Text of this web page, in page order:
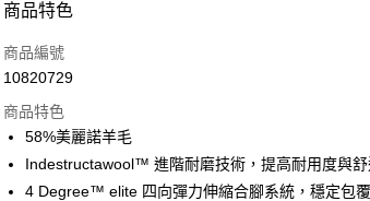
悠遊付
運送方式
7-11取貨(快速到店)
商品特色
商品編號
10820729
商品特色
58%美麗諾羊毛
Indestructawool™ 進階耐磨技術，提高耐用度與舒
4 Degree™ elite 四向彈力伸縮合腳系統，穩定包